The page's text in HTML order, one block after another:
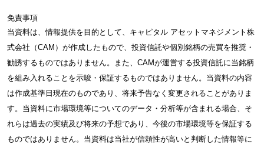
免責事項
当資料は、情報提供を目的として、キャピタル アセットマネジメント株
式会社（CAM）が作成したもので、投資信託や個別銘柄の売買を推奨・
勧誘するものではありません。また、CAMが運営する投資信託に当銘柄
を組み入れることを示唆・保証するものではありません。当資料の内容
は作成基準日現在のものであり、将来予告なく変更されることがありま
す。当資料に市場環境等についてのデータ・分析等が含まれる場合、そ
れらは過去の実績及び将来の予想であり、今後の市場環境等を保証する
ものではありません。当資料は当社が信頼性が高いと判断した情報等に